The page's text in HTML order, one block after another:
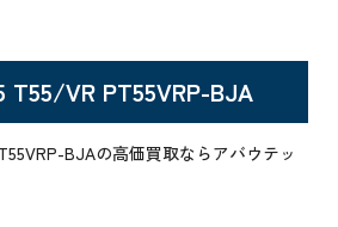
T55/VR PT55VRP-BJA
BJAの高価買取ならアバウテッ